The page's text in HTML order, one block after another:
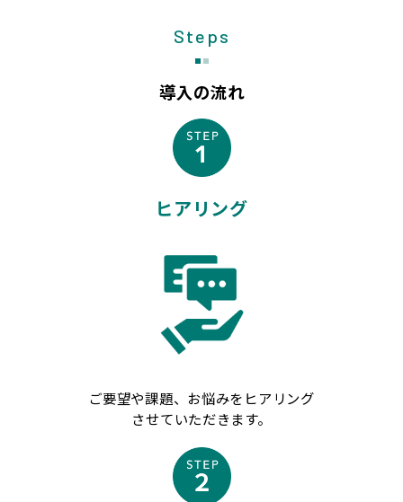
Steps
導入の流れ
ヒアリング
ご要望や課題、お悩みをヒアリング
させていただきます。